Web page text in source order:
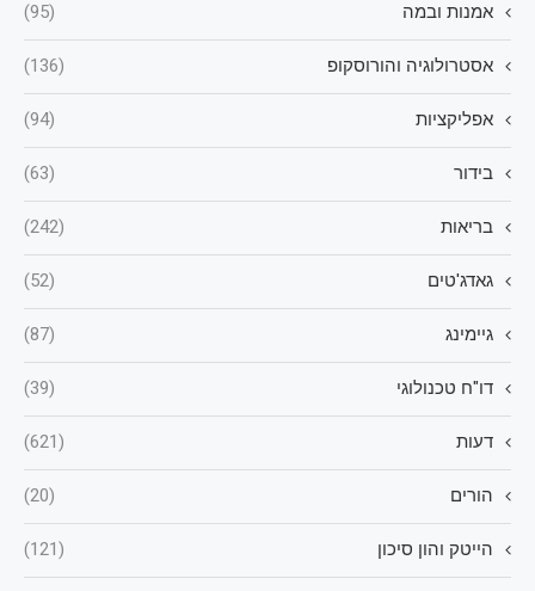
אמנות ובמה (95)
אסטרולוגיה והורוסקופ (136)
אפליקציות (94)
בידור (63)
בריאות (242)
גאדג'טים (52)
גיימינג (87)
דו"ח טכנולוגי (39)
דעות (621)
הורים (20)
הייטק והון סיכון (121)